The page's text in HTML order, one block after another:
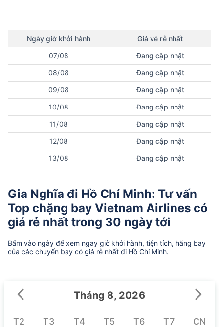
Ngày giờ khởi hành Giá vé rẻ nhất
07/08 Đang cập nhật
08/08 Đang cập nhật
09/08 Đang cập nhật
10/08 Đang cập nhật
11/08 Đang cập nhật
12/08 Đang cập nhật
13/08 Đang cập nhật
Gia Nghĩa đi Hồ Chí Minh: Tư vấn
Top chặng bay Vietnam Airlines có
giá rẻ nhất trong 30 ngày tới
Bấm vào ngày để xem ngay giờ khởi hành, tiện tích, hãng bay
của các chuyến bay có giá rẻ nhất đi Hồ Chí Minh.
Tháng 8, 2026
T2 T3 T4 T5 T6 T7 CN